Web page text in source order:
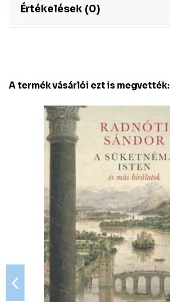
Értékelések (0)
A termék vásárlói ezt is megvették: